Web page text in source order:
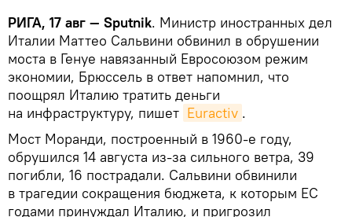
РИГА, 17 авг — Sputnik. Министр иностранных дел
Италии Маттео Сальвини обвинил в обрушении
моста в Генуе навязанный Евросоюзом режим
экономии, Брюссель в ответ напомнил, что
поощрял Италию тратить деньги
на инфраструктуру, пишет Euractiv .
Мост Моранди, построенный в 1960-е году,
обрушился 14 августа из-за сильного ветра, 39
погибли, 16 пострадали. Сальвини обвинили
в трагедии сокращения бюджета, к которым ЕС
годами принуждал Италию, и пригрозил